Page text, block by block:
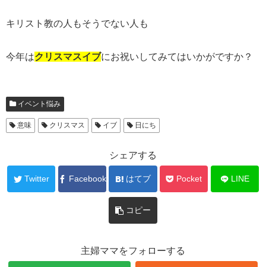
キリスト教の人もそうでない人も
今年はクリスマスイブにお祝いしてみてはいかがですか？
イベント悩み
意味 クリスマス イブ 日にち
シェアする
Twitter Facebook はてブ Pocket LINE
コピー
主婦ママをフォローする